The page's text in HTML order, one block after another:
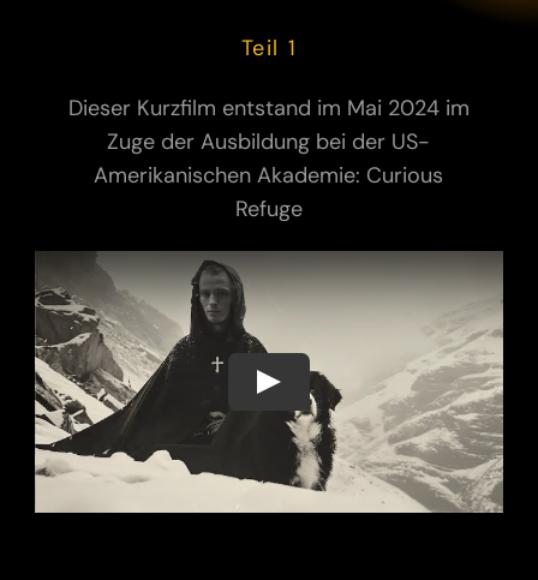
Teil 1
Dieser Kurzfilm entstand im Mai 2024 im
Zuge der Ausbildung bei der US-
Amerikanischen Akademie: Curious
Refuge
Play